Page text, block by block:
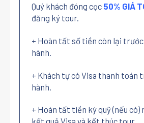
Quý khách đóng cọc 50% GIÁ
đăng ký tour.
+ Hoàn tất số tiền còn lại trước
hành.
+ Khách tự có Visa thanh toán
hành.
+ Hoàn tất tiền ký quỹ (nếu có)